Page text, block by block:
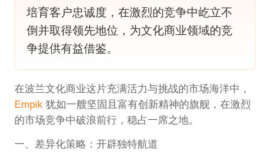
培育客户忠诚度，在激烈的竞争中屹立不
倒并取得领先地位，为文化商业领域的竞
争提供有益借鉴。
在波兰文化商业这片充满活力与挑战的市场海洋中，
Empik犹如一艘坚固且富有创新精神的旗舰，在激烈
的市场竞争中破浪前行，稳占一席之地。
一、差异化策略：开辟独特航道